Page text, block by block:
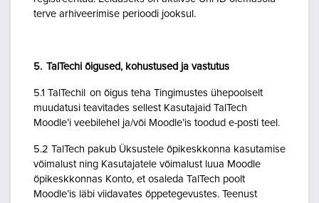
terve arhiveerimise perioodi jooksul.
5. TalTechi õigused, kohustused ja vastutus
5.1 TalTechil on õigus teha Tingimustes ühepoolselt
muudatusi teavitades sellest Kasutajaid TalTech
Moodle’i veebilehel ja/või Moodle’is toodud e-posti teel.
5.2 TalTech pakub Üksustele õpikeskkonna kasutamise
võimalust ning Kasutajatele võimalust luua Moodle
õpikeskkonnas Konto, et osaleda TalTech poolt
Moodle’is läbi viidavates õppetegevustes. Teenust